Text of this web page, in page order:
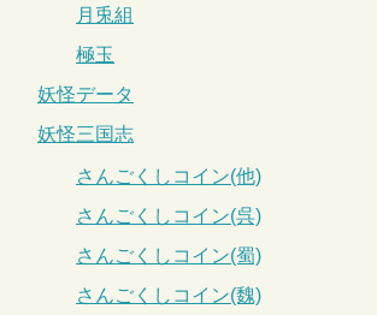
月兎組
極玉
妖怪データ
妖怪三国志
さんごくしコイン(他)
さんごくしコイン(呉)
さんごくしコイン(蜀)
さんごくしコイン(魏)